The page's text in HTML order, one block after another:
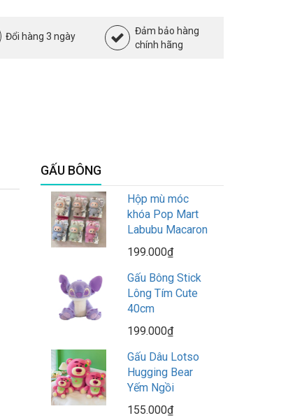
Đổi hàng 3 ngày
Đảm bảo hàng
chính hãng
GẤU BÔNG
Hộp mù móc
khóa Pop Mart
Labubu Macaron
199.000₫
Gấu Bông Stick
Lông Tím Cute
40cm
199.000₫
Gấu Dâu Lotso
Hugging Bear
Yếm Ngồi
155.000₫